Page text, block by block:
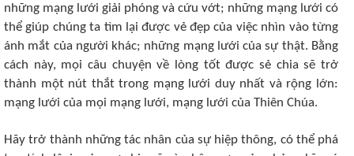
những mạng lưới giải phóng và cứu vớt; những mạng lưới có
thể giúp chúng ta tìm lại được vẻ đẹp của việc nhìn vào từng
ánh mắt của người khác; những mạng lưới của sự thật. Bằng
cách này, mọi câu chuyện về lòng tốt được sẻ chia sẽ trở
thành một nút thắt trong mạng lưới duy nhất và rộng lớn:
mạng lưới của mọi mạng lưới, mạng lưới của Thiên Chúa.
Hãy trở thành những tác nhân của sự hiệp thông, có thể phá